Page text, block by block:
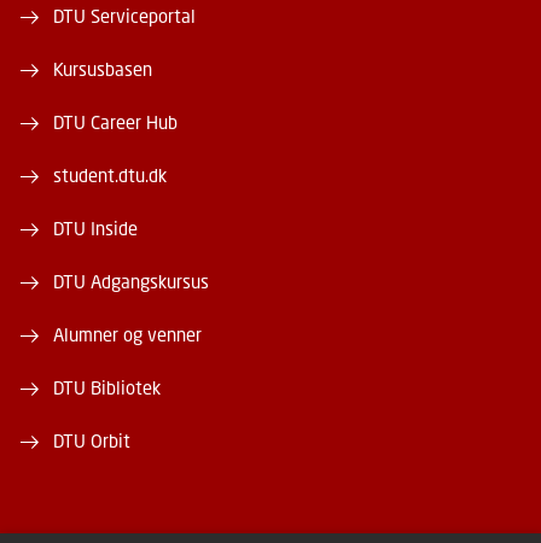
DTU Serviceportal
Kursusbasen
DTU Career Hub
student.dtu.dk
DTU Inside
DTU Adgangskursus
Alumner og venner
DTU Bibliotek
DTU Orbit